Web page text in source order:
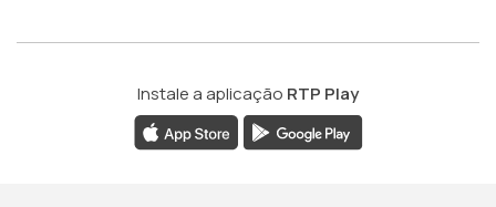
Instale a aplicação RTP Play